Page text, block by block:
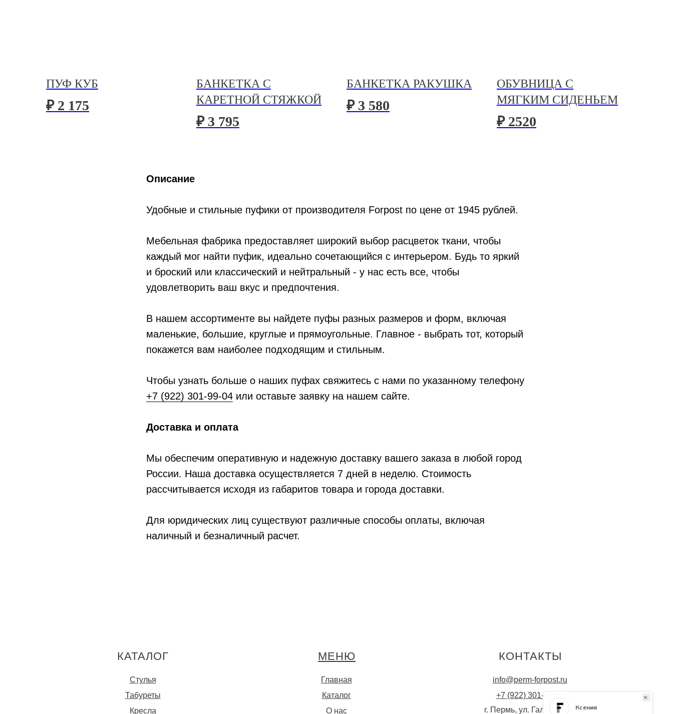
ПУФ КУБ
₽ 2 175
БАНКЕТКА С
КАРЕТНОЙ СТЯЖКОЙ
₽ 3 795
БАНКЕТКА РАКУШКА
₽ 3 580
ОБУВНИЦА С
МЯГКИМ СИДЕНЬЕМ
₽ 2520
Описание
Удобные и стильные пуфики от производителя Forpost по цене от 1945 рублей.
Мебельная фабрика предоставляет широкий выбор расцветок ткани, чтобы
каждый мог найти пуфик, идеально сочетающийся с интерьером. Будь то яркий
и броский или классический и нейтральный - у нас есть все, чтобы
удовлетворить ваш вкус и предпочтения.
В нашем ассортименте вы найдете пуфы разных размеров и форм, включая
маленькие, большие, круглые и прямоугольные. Главное - выбрать тот, который
покажется вам наиболее подходящим и стильным.
Чтобы узнать больше о наших пуфах свяжитесь с нами по указанному телефону
+7 (922) 301-99-04 или оставьте заявку на нашем сайте.
Доставка и оплата
Мы обеспечим оперативную и надежную доставку вашего заказа в любой город
России. Наша доставка осуществляется 7 дней в неделю. Стоимость
рассчитывается исходя из габаритов товара и города доставки.
Для юридических лиц существуют различные способы оплаты, включая
наличный и безналичный расчет.
КАТАЛОГ
Стулья
Табуреты
Кресла
КОНТАКТЫ
info@perm-forpost.ru
+7 (922) 301-99-04
МЕНЮ
Главная
Каталог
О нас
г. Пермь, ул. Гальперина